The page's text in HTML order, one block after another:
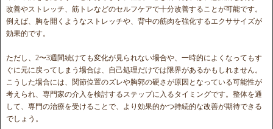
改善やストレッチ、筋トレなどのセルフケアで十分改善することが可能です。
例えば、胸を開くようなストレッチや、背中の筋肉を強化するエクササイズが
効果的です。
ただし、2〜3週間続けても変化が見られない場合や、一時的によくなってもす
ぐに元に戻ってしまう場合は、自己処理だけでは限界があるかもしれません。
こうした場合には、関節位置のズレや胸郭の硬さが原因となっている可能性が
考えられ、専門家の介入を検討するステップに入るタイミングです。整体を通
して、専門の治療を受けることで、より効果的かつ持続的な改善が期待できる
でしょう。